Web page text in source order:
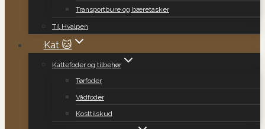
Transportbure og bæretasker
Til Hvalpen
Kat 🐱
Kattefoder og tilbehør
Tørfoder
Vådfoder
Kosttilskud